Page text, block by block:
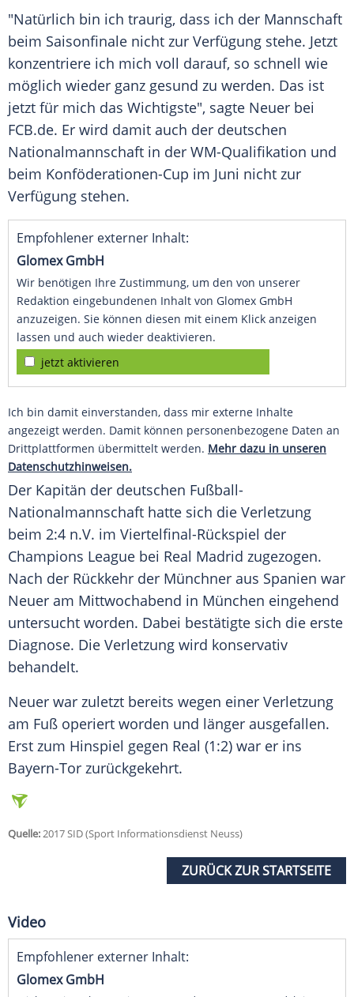
"Natürlich bin ich traurig, dass ich der Mannschaft
beim Saisonfinale nicht zur Verfügung stehe. Jetzt
konzentriere ich mich voll darauf, so schnell wie
möglich wieder ganz gesund zu werden. Das ist
jetzt für mich das Wichtigste", sagte Neuer bei
FCB.de. Er wird damit auch der deutschen
Nationalmannschaft in der WM-Qualifikation und
beim Konföderationen-Cup im Juni nicht zur
Verfügung stehen.
Empfohlener externer Inhalt:
Glomex GmbH
Wir benötigen Ihre Zustimmung, um den von unserer
Redaktion eingebundenen Inhalt von Glomex GmbH
anzuzeigen. Sie können diesen mit einem Klick anzeigen
lassen und auch wieder deaktivieren.
jetzt aktivieren
Ich bin damit einverstanden, dass mir externe Inhalte
angezeigt werden. Damit können personenbezogene Daten an
Drittplattformen übermittelt werden. Mehr dazu in unseren
Datenschutzhinweisen.
Der Kapitän der deutschen Fußball-
Nationalmannschaft hatte sich die Verletzung
beim 2:4 n.V. im Viertelfinal-Rückspiel der
Champions League bei Real Madrid zugezogen.
Nach der Rückkehr der Münchner aus Spanien war
Neuer am Mittwochabend in München eingehend
untersucht worden. Dabei bestätigte sich die erste
Diagnose. Die Verletzung wird konservativ
behandelt.
Neuer war zuletzt bereits wegen einer Verletzung
am Fuß operiert worden und länger ausgefallen.
Erst zum Hinspiel gegen Real (1:2) war er ins
Bayern-Tor zurückgekehrt.
Quelle:2017 SID (Sport Informationsdienst Neuss)
ZURÜCK ZUR STARTSEITE
Video
Empfohlener externer Inhalt:
Glomex GmbH